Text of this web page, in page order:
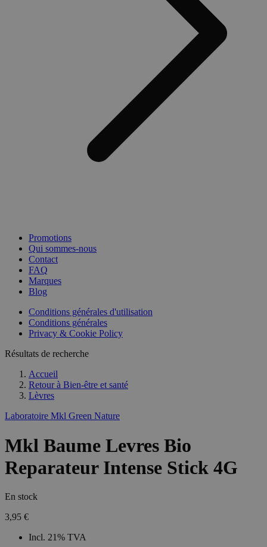
Promotions
Qui sommes-nous
Contact
FAQ
Marques
Blog
Conditions générales d'utilisation
Conditions générales
Privacy & Cookie Policy
Résultats de recherche
Accueil
Retour à Bien-être et santé
Lèvres
Laboratoire Mkl Green Nature
Mkl Baume Levres Bio
Reparateur Intense Stick 4G
En stock
3,95 €
Incl. 21% TVA